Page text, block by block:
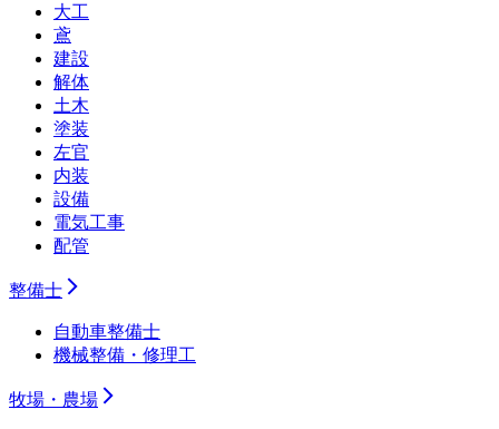
大工
鳶
建設
解体
土木
塗装
左官
内装
設備
電気工事
配管
整備士
自動車整備士
機械整備・修理工
牧場・農場